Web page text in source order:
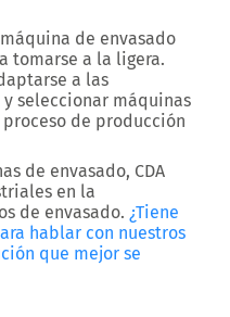
de envasado
tomarse a la ligera.
a las
seleccionar máquinas
de producción
de envasado, CDA
en la
de envasado. ¿Tiene
hablar con nuestros
que mejor se